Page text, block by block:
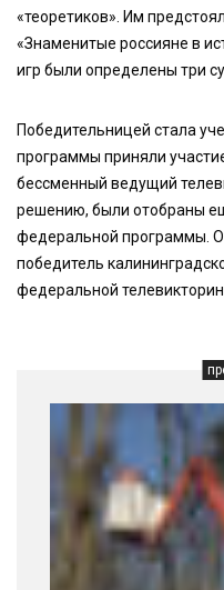
«теоретиков». Им
«Знаменитые россияне в
игр были определены три
Победительницей стала
программы приняли
бессменный ведущий
решению, были отобраны
федеральной программы.
победитель
федеральной